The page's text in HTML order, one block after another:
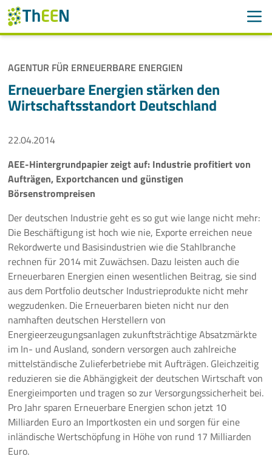
ThEEN
Services
Mitglieder
Aktivitäten
Veranstaltungen
Aktuelles
Meldungen
Pressemeldungen
Branchenmeldungen
Statements
Positionen
Jobs
Mediathek
AGENTUR FÜR ERNEUERBARE ENERGIEN
Erneuerbare Energien stärken den
Wirtschaftsstandort Deutschland
22.04.2014
AEE-Hintergrundpapier zeigt auf: Industrie profitiert von
Aufträgen, Exportchancen und günstigen
Börsenstrompreisen
Der deutschen Industrie geht es so gut wie lange nicht mehr:
Die Beschäftigung ist hoch wie nie, Exporte erreichen neue
Rekordwerte und Basisindustrien wie die Stahlbranche
rechnen für 2014 mit Zuwächsen. Dazu leisten auch die
Erneuerbaren Energien einen wesentlichen Beitrag, sie sind
aus dem Portfolio deutscher Industrieprodukte nicht mehr
wegzudenken. Die Erneuerbaren bieten nicht nur den
namhaften deutschen Herstellern von
Energieerzeugungsanlagen zukunftsträchtige Absatzmärkte
im In- und Ausland, sondern versorgen auch zahlreiche
mittelständische Zulieferbetriebe mit Aufträgen. Gleichzeitig
reduzieren sie die Abhängigkeit der deutschen Wirtschaft von
Energieimporten und tragen so zur Versorgungssicherheit bei.
Pro Jahr sparen Erneuerbare Energien schon jetzt 10
Milliarden Euro an Importkosten ein und sorgen für eine
inländische Wertschöpfung in Höhe von rund 17 Milliarden
Euro.